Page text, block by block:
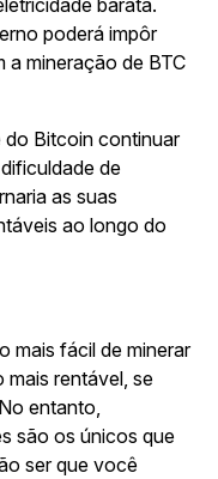
barata.
poderá impôr
a mineração de BTC
do Bitcoin continuar
de
as suas
ao longo do
mais fácil de minerar
mais rentável, se
entanto,
são os únicos que
ser que você